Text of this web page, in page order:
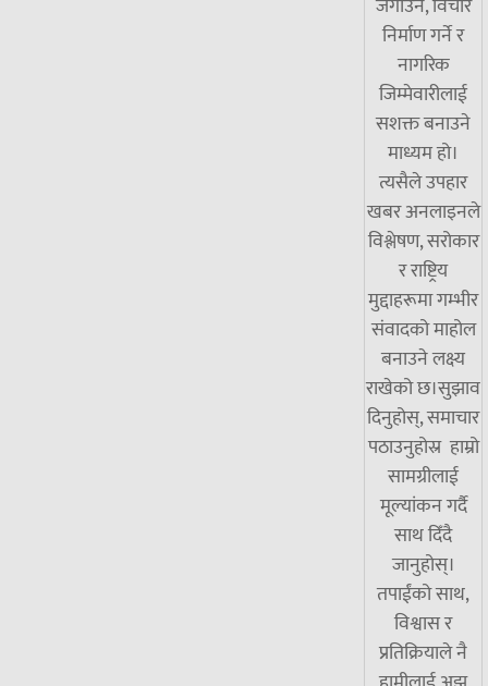
जगाउने, विचार
निर्माण गर्ने र
नागरिक
जिम्मेवारीलाई
सशक्त बनाउने
माध्यम हो।
त्यसैले उपहार
खबर अनलाइनले
विश्लेषण, सरोकार
र राष्ट्रिय
मुद्दाहरूमा गम्भीर
संवादको माहोल
बनाउने लक्ष्य
राखेको छ।सुझाव
दिनुहोस्, समाचार
पठाउनुहोस्र हाम्रो
सामग्रीलाई
मूल्यांकन गर्दै
साथ दिँदै
जानुहोस्।
तपाईंको साथ,
विश्वास र
प्रतिक्रियाले नै